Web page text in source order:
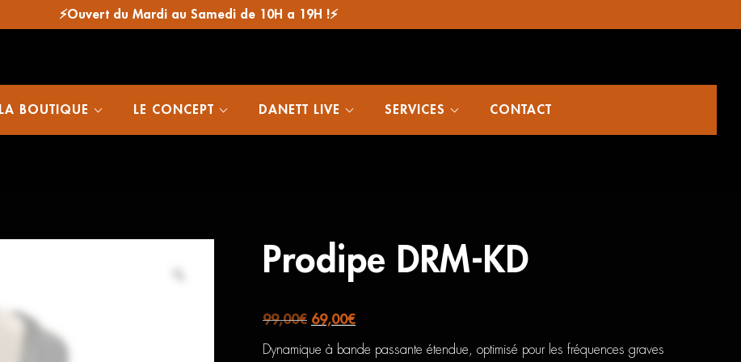
⚡Ouvert du Mardi au Samedi de 10H a 19H !⚡
LA BOUTIQUE LE CONCEPT DANETT LIVE SERVICES CONTACT
Prodipe DRM-KD
99,00€ Le
69,00€Le
Dynamique à bande passante étendue, optimisé pour les fréquences graves